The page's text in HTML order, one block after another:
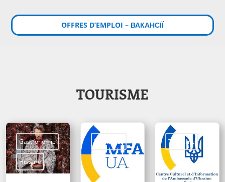
OFFRES D’EMPLOI – ВАКАНСІЇ
TOURISME
Gastronomie
Histoire
Formalités Tourisme